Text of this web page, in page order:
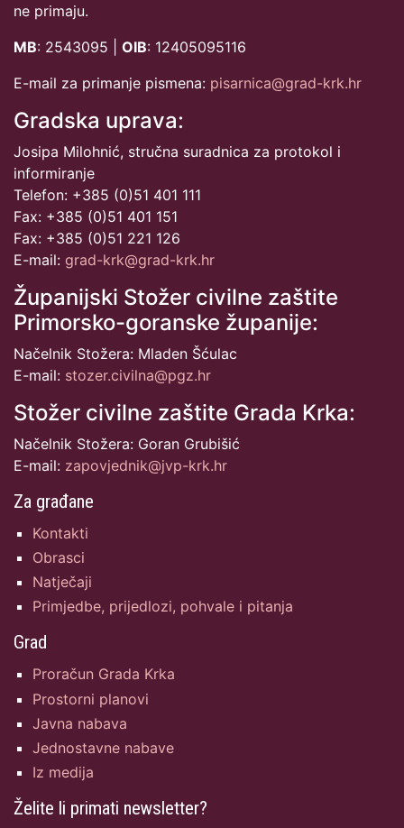
ne primaju.
MB: 2543095 | OIB: 12405095116
E-mail za primanje pismena: pisarnica@grad-krk.hr
Gradska uprava:
Josipa Milohnić, stručna suradnica za protokol i
informiranje
Telefon: +385 (0)51 401 111
Fax: +385 (0)51 401 151
Fax: +385 (0)51 221 126
E-mail: grad-krk@grad-krk.hr
Županijski Stožer civilne zaštite
Primorsko-goranske županije:
Načelnik Stožera: Mladen Šćulac
E-mail: stozer.civilna@pgz.hr
Stožer civilne zaštite Grada Krka:
Načelnik Stožera: Goran Grubišić
E-mail: zapovjednik@jvp-krk.hr
Za građane
Kontakti
Obrasci
Natječaji
Primjedbe, prijedlozi, pohvale i pitanja
Grad
Proračun Grada Krka
Prostorni planovi
Javna nabava
Jednostavne nabave
Iz medija
Želite li primati newsletter?